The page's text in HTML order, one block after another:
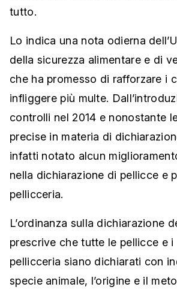
tutto.
Lo indica una nota odierna
della sicurezza alimentare e di
che ha promesso di rafforzare i
infliggere più multe.
controlli nel 2014 e nonostante
precise in materia di
infatti notato alcun
nella dichiarazione di pellicce e
pellicceria.
L’ordinanza sulla dichiarazione
prescrive che tutte le pellicce e
pellicceria siano dichiarati con
specie animale, l’origine e il